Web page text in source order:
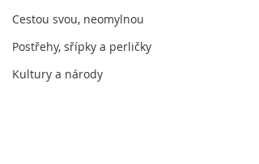
Cestou svou, neomylnou
Postřehy, sřípky a perličky
Kultury a národy